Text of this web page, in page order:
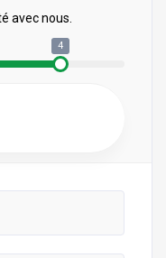
avec nous.
4